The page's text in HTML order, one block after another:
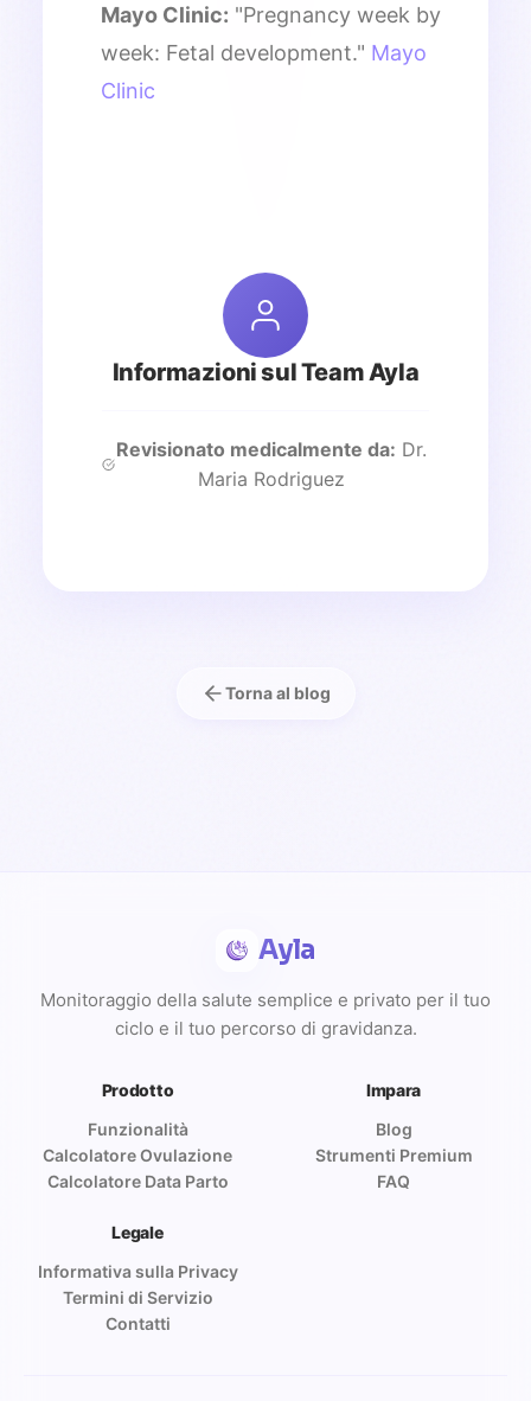
Mayo Clinic: "Pregnancy week by
week: Fetal development." Mayo
Clinic
Informazioni sul Team Ayla
Revisionato medicalmente da: Dr.
Maria Rodriguez
Torna al blog
Ayla
Monitoraggio della salute semplice e privato per il tuo
ciclo e il tuo percorso di gravidanza.
Prodotto
Funzionalità
Calcolatore Ovulazione
Calcolatore Data Parto
Impara
Blog
Strumenti Premium
FAQ
Legale
Informativa sulla Privacy
Termini di Servizio
Contatti